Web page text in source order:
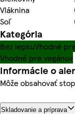
Vláknina
Soľ
Kategória
Bez lepkuVhodné
Vhodné pre vegánov
Informácie o
Môže obsahovať
Skladovanie a príprava